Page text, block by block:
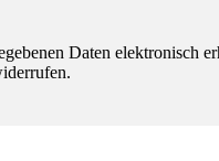
Daten elektronisch